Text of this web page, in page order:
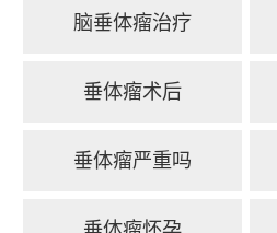
脑垂体瘤治疗
垂体瘤术后
垂体瘤严重吗